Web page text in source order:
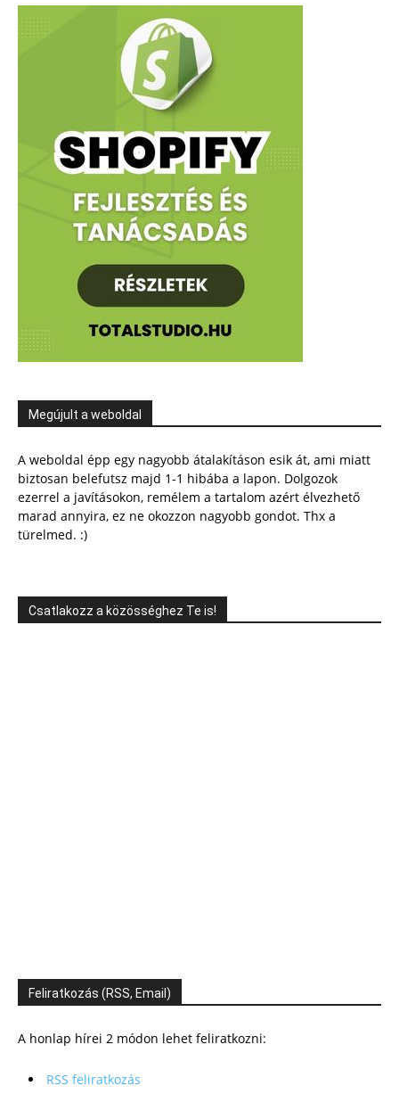
Megújult a weboldal
A weboldal épp egy nagyobb átalakításon esik át, ami miatt
biztosan belefutsz majd 1-1 hibába a lapon. Dolgozok
ezerrel a javításokon, remélem a tartalom azért élvezhető
marad annyira, ez ne okozzon nagyobb gondot. Thx a
türelmed. :)
Csatlakozz a közösséghez Te is!
Feliratkozás (RSS, Email)
A honlap hírei 2 módon lehet feliratkozni:
RSS feliratkozás